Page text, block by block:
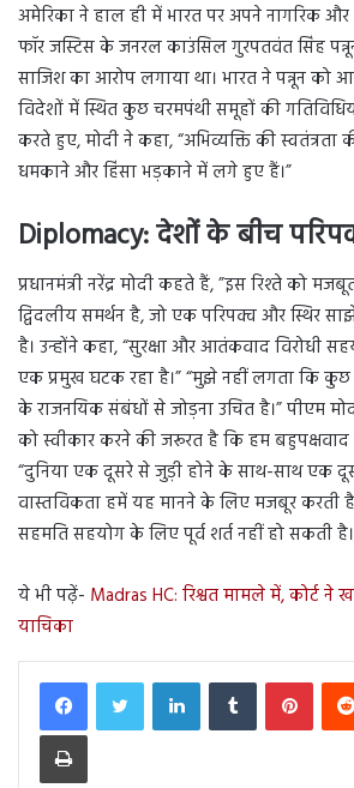
अमेरिका ने हाल ही में भारत पर अपने नागरिक
फॉर जस्टिस के जनरल काउंसिल गुरपतवंत सिंह
साजिश का आरोप लगाया था। भारत ने पन्नून को
विदेशों में स्थित कुछ चरमपंथी समूहों की
करते हुए, मोदी ने कहा, “अभिव्यक्ति की
धमकाने और हिंसा भड़काने में लगे हुए हैं।”
Diplomacy:देशों के बीच
प्रधानमंत्री नरेंद्र मोदी कहते हैं, ”इस रिश्ते को
द्विदलीय समर्थन है, जो एक परिपक्व और स्थिर
है। उन्होंने कहा, “सुरक्षा और आतंकवाद विरोधी
एक प्रमुख घटक रहा है।” “मुझे नहीं लगता कि
के राजनयिक संबंधों से जोड़ना उचित है।” पीएम
को स्वीकार करने की जरूरत है कि हम
“दुनिया एक दूसरे से जुड़ी होने के साथ-साथ एक
वास्तविकता हमें यह मानने के लिए मजबूर करती
सहमति सहयोग के लिए पूर्व शर्त नहीं हो सकती है।
ये भी पढ़ें- Madras HC: रिश्वत मामले में, कोर्ट ने
याचिका
LinkedInTumblr
Print